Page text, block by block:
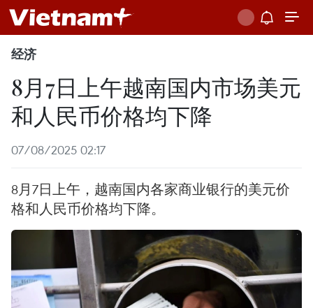
经济
8月7日上午越南国内市场美元
和人民币价格均下降
07/08/2025 02:17
8月7日上午，越南国内各家商业银行的美元价
格和人民币价格均下降。